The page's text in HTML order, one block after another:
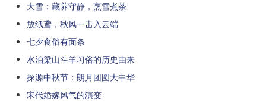
大雪：藏养守静，烹雪煮茶
放纸鸢，秋风一击入云端
七夕食俗有面条
水泊梁山斗羊习俗的历史由来
探源中秋节：朗月团圆大中华
宋代婚嫁风气的演变